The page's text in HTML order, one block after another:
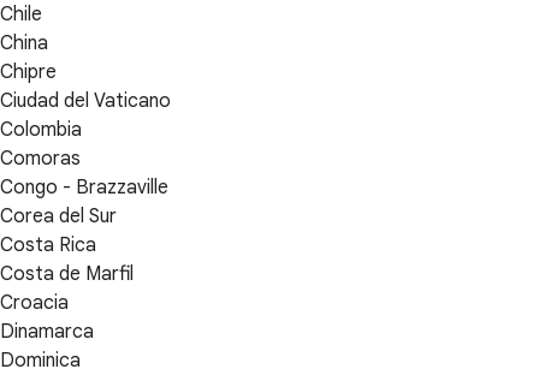
Chile
China
Chipre
Ciudad del Vaticano
Colombia
Comoras
Congo - Brazzaville
Corea del Sur
Costa Rica
Costa de Marfil
Croacia
Dinamarca
Dominica